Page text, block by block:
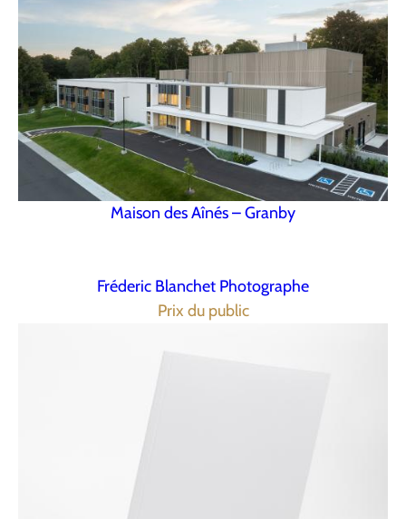
Maison des Aînés – Granby
Fréderic Blanchet Photographe
Prix du public